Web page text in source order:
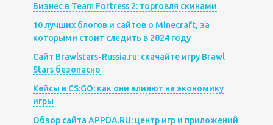
Бизнес в Team Fortress 2: торговля скинами
10 лучших блогов и сайтов о Minecraft, за
которыми стоит следить в 2024 году
Сайт Brawlstars-Russia.ru: скачайте игру Brawl
Stars безопасно
Кейсы в CS:GO: как они влияют на экономику
игры
Обзор сайта APPDA.RU: центр игр и приложений